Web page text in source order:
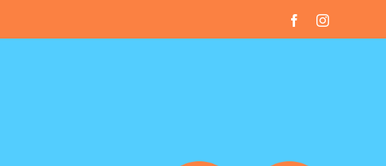
FacebookInstagram